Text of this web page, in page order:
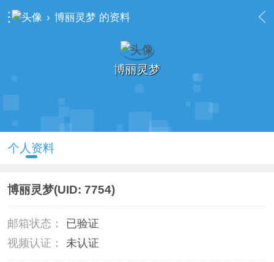
› 博丽灵梦 的资料
博丽灵梦
个人资料
博丽灵梦(UID: 7754)
邮箱状态：
已验证
视频认证：
未认证